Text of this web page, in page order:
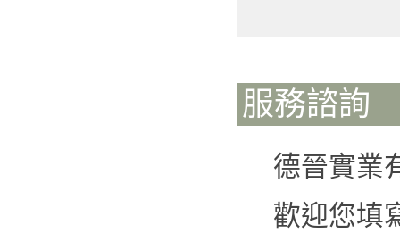
服務諮詢
德晉實業
歡迎您填